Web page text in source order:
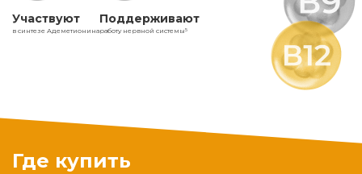
Участвуют
в синтезе Адеметионина
Поддерживают
работу нервной системы5
Где купить